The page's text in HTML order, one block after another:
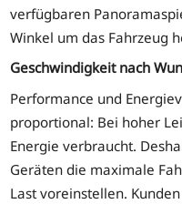
verfügbaren
Winkel um das Fahrzeug
Geschwindigkeit nach
Performance und
proportional: Bei hoher
Energie verbraucht.
Geräten die maximale
Last voreinstellen.